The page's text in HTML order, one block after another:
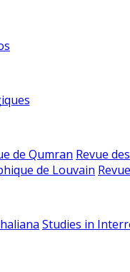
de Qumran Revue
de Louvain
Studies in